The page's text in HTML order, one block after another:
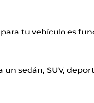
para tu vehículo es
un sedán, SUV,